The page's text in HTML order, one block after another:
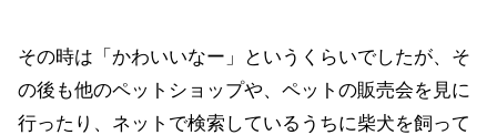
その時は「かわいいなー」というくらいでしたが、そ
の後も他のペットショップや、ペットの販売会を見に
行ったり、ネットで検索しているうちに柴犬を飼って